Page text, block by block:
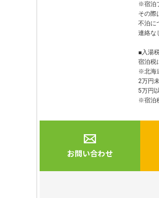
※宿泊
その際
不泊に
連絡な
■入湯
宿泊税
※北海
2万円
5万円
※宿泊
お問い合わせ